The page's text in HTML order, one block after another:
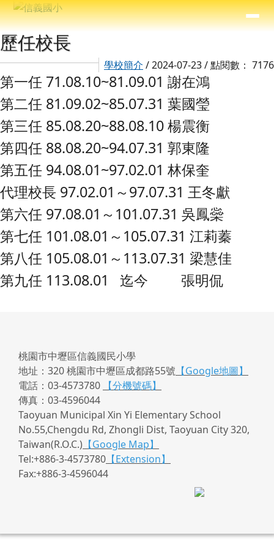
跳至主內容區
信義國小
⏸
導覽列
主內容區域
歷任校長
學校簡介 / 2024-07-23 / 點閱數： 7176
第一任 71.08.10~81.09.01 謝在鴻
第二任 81.09.02~85.07.31 葉國瑩
第三任 85.08.20~88.08.10 楊震衡
第四任 88.08.20~94.07.31 郭東隆
第五任 94.08.01~97.02.01 林保奎
代理校長 97.02.01～97.07.31 王冬獻
第六任 97.08.01～101.07.31 吳鳳橤
第七任 101.08.01～105.07.31 江莉蓁
第八任 105.08.01～113.07.31 梁慧佳
第九任 113.08.01 迄今 張明侃
頁尾區域
桃園市中壢區信義國民小學
地址：320 桃園市中壢區成都路55號 【Google地圖】
電話：03-4573780
【分機號碼】
傳真：03-4596044
Taoyuan Municipal Xin Yi Elementary School
No.55,Chengdu Rd, Zhongli Dist, Taoyuan City 320,
Taiwan(R.O.C.) 【Google Map】
Tel:+886-3-4573780 【Extension】
Fax:+886-3-4596044